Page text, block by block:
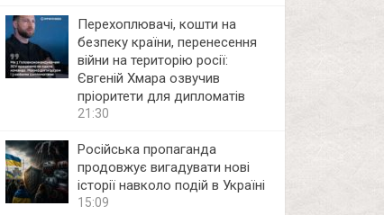
Перехоплювачі, кошти на
безпеку країни, перенесення
війни на територію росії:
Євгеній Хмара озвучив
пріоритети для дипломатів
21:30
Російська пропаганда
продовжує вигадувати нові
історії навколо подій в Україні
15:09